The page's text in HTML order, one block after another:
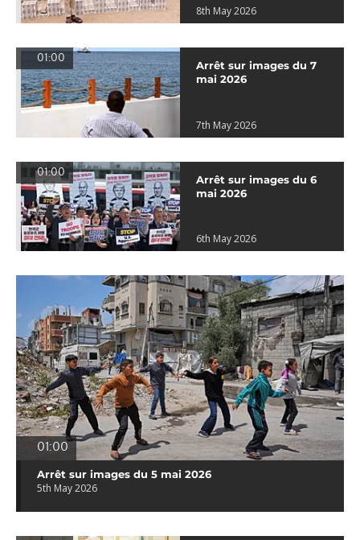
8th May 2026
01:00
Arrêt sur images du 7
mai 2026
7th May 2026
01:00
Arrêt sur images du 6
mai 2026
6th May 2026
01:00
Arrêt sur images du 5 mai 2026
5th May 2026